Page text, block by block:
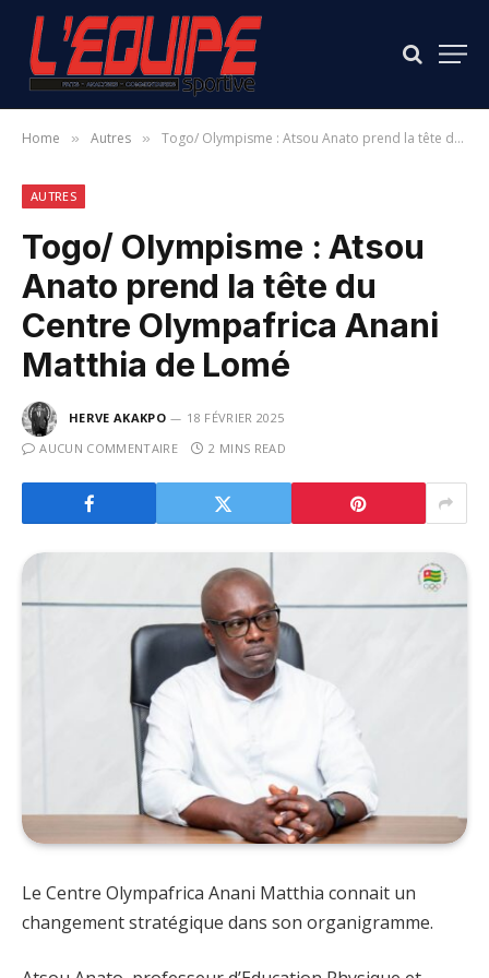
Home » Autres » Togo/ Olympisme : Atsou Anato prend la tête du Centre Olympafrica Anani Matthia de Lomé
AUTRES
Togo/ Olympisme : Atsou
Anato prend la tête du
Centre Olympafrica Anani
Matthia de Lomé
HERVE AKAKPO
18 FÉVRIER 2025
AUCUN COMMENTAIRE
2 MINS READ
Le Centre Olympafrica Anani Matthia connait un
changement stratégique dans son organigramme.